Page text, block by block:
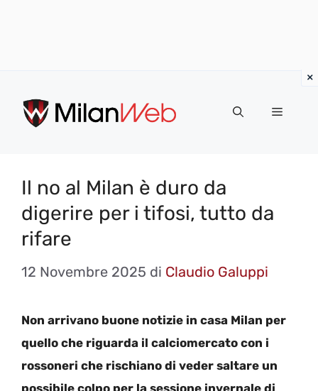
contenuto
MENU
Il no al Milan è duro da
digerire per i tifosi, tutto da
rifare
12 Novembre 2025 di Claudio Galuppi
Non arrivano buone notizie in casa Milan per
quello che riguarda il calciomercato con i
rossoneri che rischiano di veder saltare un
possibile colpo per la sessione invernale di